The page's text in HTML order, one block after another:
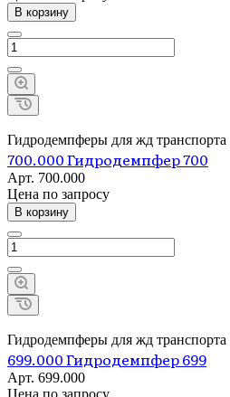
В корзину
Гидродемпферы для жд транспорта
700.000 Гидродемпфер 700
Арт. 700.000
Цена по запросу
В корзину
Гидродемпферы для жд транспорта
699.000 Гидродемпфер 699
Арт. 699.000
Цена по запросу